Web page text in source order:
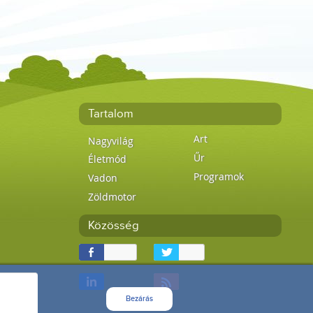
Bezárás
Tartalom
Nagyvilág
Életmód
Vadon
Zöldmotor
Art
Űr
Programok
Közösség